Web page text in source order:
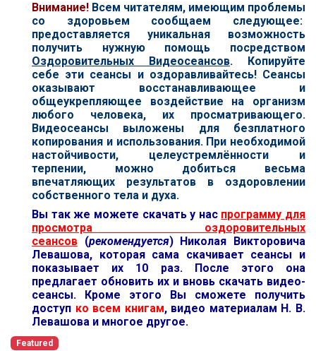
Внимание! Всем читателям, имеющим проблемы
со здоровьем сообщаем следующее:
предоставляется уникальная возможность
получить нужную помощь посредством
Оздоровительных Видеосеансов. Копируйте
себе эти сеансы и оздоравливайтесь! Сеансы
оказывают восстанавливающее и
общеукрепляющее воздействие на организм
любого человека, их просматривающего.
Видеосеансы выложены для безплатного
копирования и использования. При необходимой
настойчивости, целеустремлённости и
терпении, можно добиться весьма
впечатляющих результатов в оздоровлении
собственного тела и духа.
Вы так же можете скачать у нас программу для
просмотра оздоровительных
сеансов (рекомендуется) Николая Викторовича
Левашова, которая сама скачивает сеансы и
показывает их 10 раз. После этого она
предлагает обновить их и вновь скачать видео-
сеансы. Кроме этого Вы сможете получить
доступ ко всем книгам, видео материалам Н. В.
Левашова и многое другое.
Featured